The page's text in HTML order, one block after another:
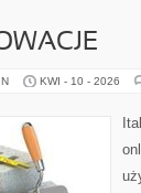
KWI - 10 - 2026